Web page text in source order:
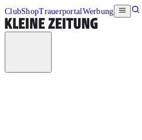
ClubShopTrauerportalWerbung